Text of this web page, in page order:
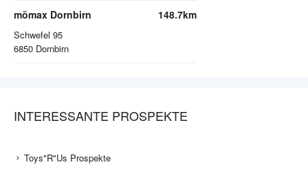
mömax Dornbirn
Schwefel 95
6850 Dornbirn
148.7km
INTERESSANTE PROSPEKTE
Toys"R"Us Prospekte